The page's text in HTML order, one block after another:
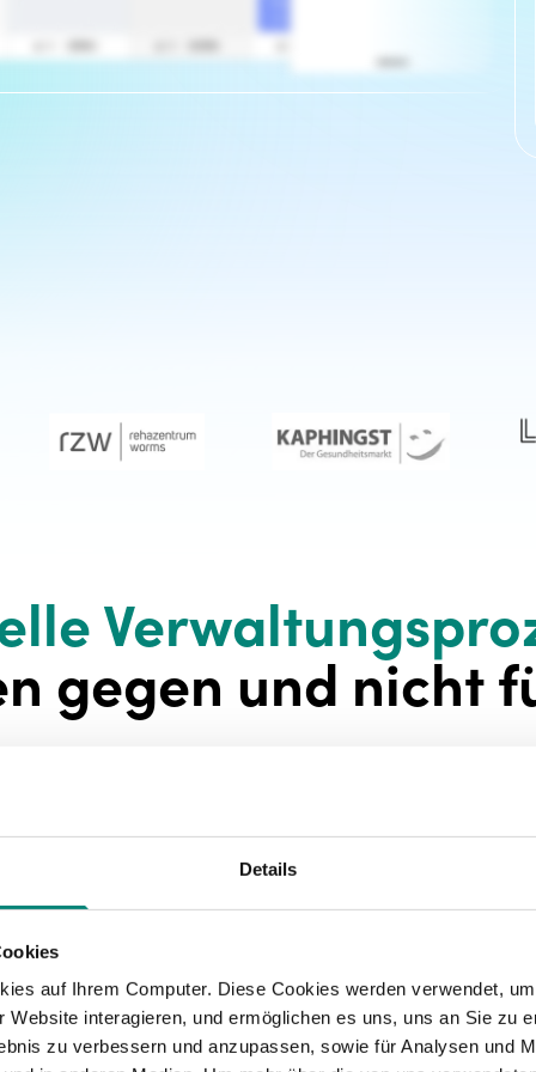
Details
auf Ihrem Computer. Diese Cookies werden verwendet,
Website interagieren, und ermöglichen es uns, uns an Sie zu
zu verbessern und anzupassen, sowie für Analysen und
gegen und nicht
Ständig auf der Suche nach
Informationen?